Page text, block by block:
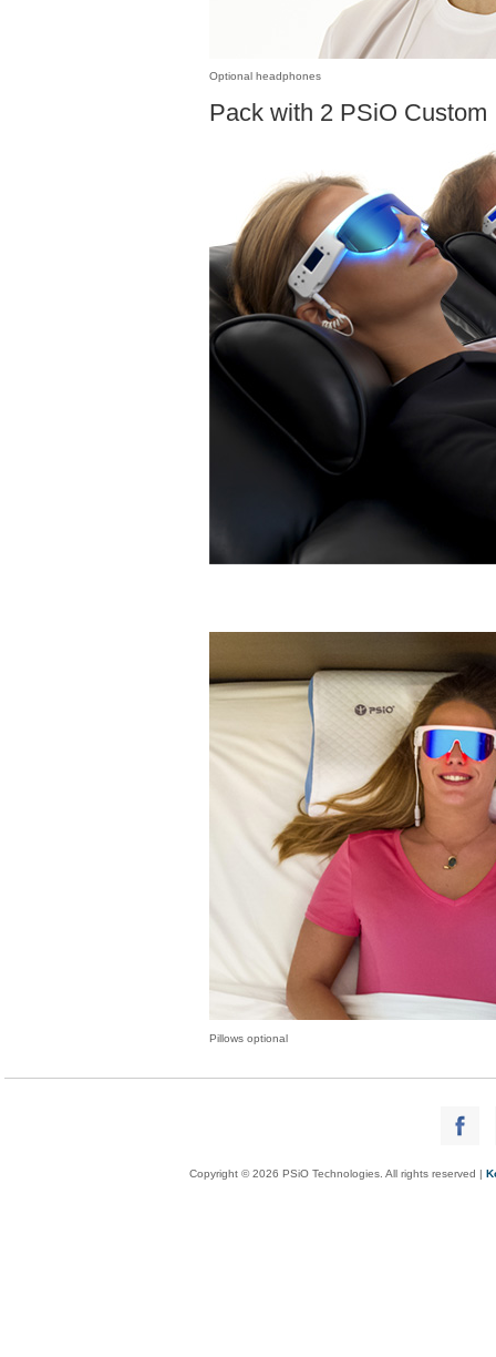
Optional headphones
Pack with 2 PSiO Custom
Pillows optional
Copyright © 2026 PSiO Technologies. All rights reserved |